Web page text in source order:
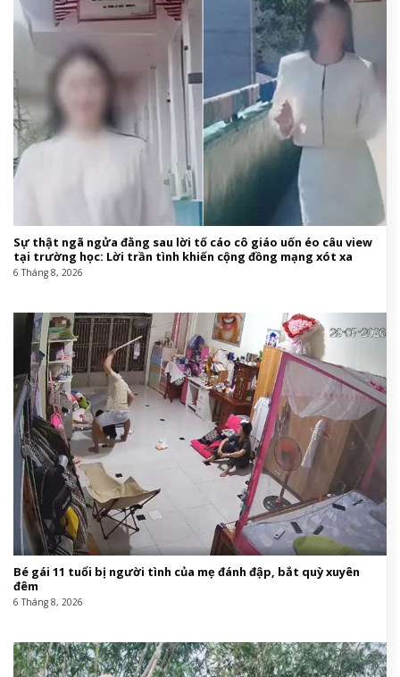
Sự thật ngã ngửa đằng sau lời tố cáo cô giáo uốn éo câu view
tại trường học: Lời trần tình khiến cộng đồng mạng xót xa
6 Tháng 8, 2026
Bé gái 11 tuổi bị người tình của mẹ đánh đập, bắt quỳ xuyên
đêm
6 Tháng 8, 2026